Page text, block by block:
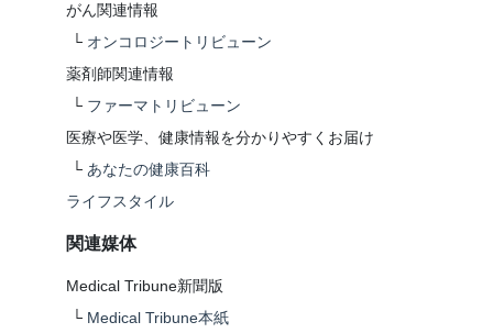
がん関連情報
└ オンコロジートリビューン
薬剤師関連情報
└ ファーマトリビューン
医療や医学、健康情報を分かりやすくお届け
└ あなたの健康百科
ライフスタイル
関連媒体
Medical Tribune新聞版
└ Medical Tribune本紙